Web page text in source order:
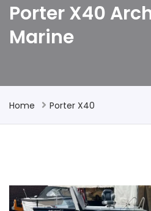
Porter X40
Marine
Home Porter X40